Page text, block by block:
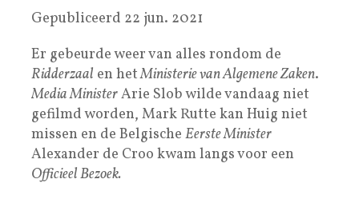
Gepubliceerd 22 jun. 2021
Er gebeurde weer van alles rondom de
Ridderzaal en hetMinisterie van Algemene Zaken.
Media MinisterArie Slob wilde vandaag niet
gefilmd worden, Mark Rutte kan Huig niet
missen en de Belgische Eerste Minister
Alexander de Croo kwam langs voor een
Officieel Bezoek.